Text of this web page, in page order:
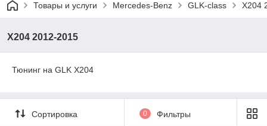
Товары и услуги Mercedes-Benz GLK-class X204
X204 2012-2015
Тюнинг на GLK X204
Сортировка 0 Фильтры